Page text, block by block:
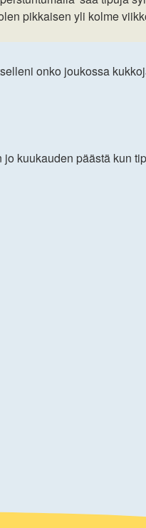
pikkaisen yli kolme
onko joukossa
kuukauden päästä kun